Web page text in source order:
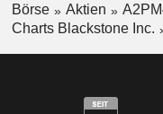
Börse Aktien
Charts Blackstone Inc.